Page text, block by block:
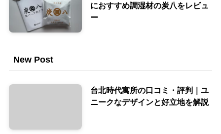
におすすめ調湿材の炭八をレビュ
ー
New Post
台北時代寓所の口コミ・評判｜ユ
ニークなデザインと好立地を解説